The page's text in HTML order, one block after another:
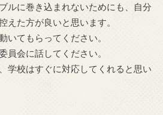
ルに巻き込まれないためにも、自分
えた方が良いと思います。
いてもらってください。
員会に話してください。
学校はすぐに対応してくれると思い